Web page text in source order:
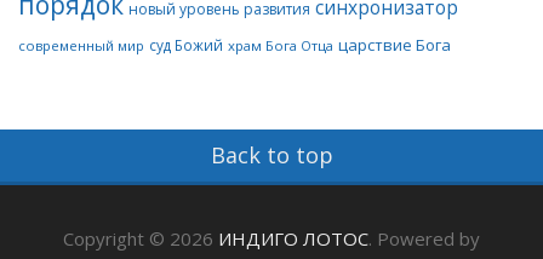
новый уровень развития синхронизатор
современный мир суд Божий храм Бога Отца царствие Бога
Back to top
Copyright © 2026 ИНДИГО ЛОТОС. Powered by